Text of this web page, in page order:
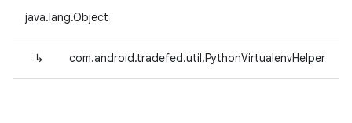
java.lang.Object
↳ com.android.tradefed.util.PythonVirtualenvHelper